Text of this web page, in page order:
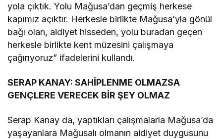
yola çıktık. Yolu Mağusa’dan geçmiş herkese
kapımız açıktır. Herkesle birlikte Mağusa’yla gönül
bağı olan, aidiyet hisseden, yolu buradan geçen
herkesle birlikte kent müzesini çalışmaya
çağırıyoruz” ifadelerini kullandı.
SERAP KANAY: SAHİPLENME OLMAZSA
GENÇLERE VERECEK BİR ŞEY OLMAZ
Serap Kanay da, yaptıkları çalışmalarla Mağusa’da
yaşayanlara Mağusalı olmanın aidiyet duygusunu